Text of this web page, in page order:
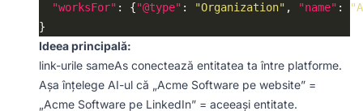
"worksFor" : {"@type" : "Organization" , "name" :
Ideea principală:
link-urile sameAs conectează entitatea ta între platforme.
Așa înțelege AI-ul că „Acme Software pe website” =
„Acme Software pe LinkedIn” = aceeași entitate.